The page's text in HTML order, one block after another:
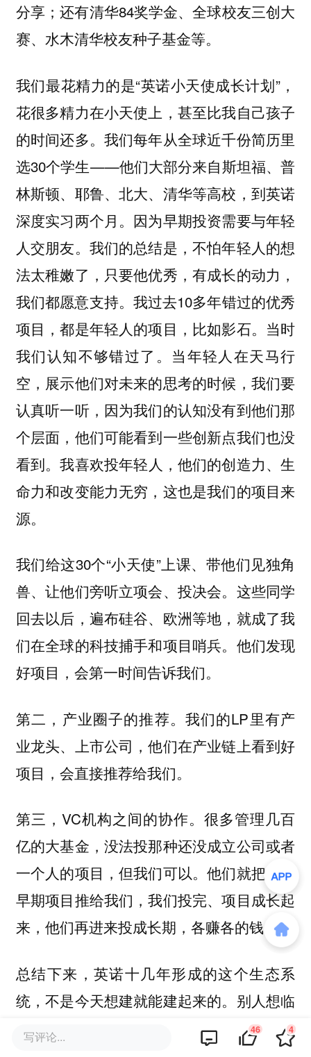
分享；还有清华84奖学金、全球校友三创大
赛、水木清华校友种子基金等。
我们最花精力的是“英诺小天使成长计划”，
花很多精力在小天使上，甚至比我自己孩子
的时间还多。我们每年从全球近千份简历里
选30个学生——他们大部分来自斯坦福、普
林斯顿、耶鲁、北大、清华等高校，到英诺
深度实习两个月。因为早期投资需要与年轻
人交朋友。我们的总结是，不怕年轻人的想
法太稚嫩了，只要他优秀，有成长的动力，
我们都愿意支持。我过去10多年错过的优秀
项目，都是年轻人的项目，比如影石。当时
我们认知不够错过了。当年轻人在天马行
空，展示他们对未来的思考的时候，我们要
认真听一听，因为我们的认知没有到他们那
个层面，他们可能看到一些创新点我们也没
看到。我喜欢投年轻人，他们的创造力、生
命力和改变能力无穷，这也是我们的项目来
源。
我们给这30个“小天使”上课、带他们见独角
兽、让他们旁听立项会、投决会。这些同学
回去以后，遍布硅谷、欧洲等地，就成了我
们在全球的科技捕手和项目哨兵。他们发现
好项目，会第一时间告诉我们。
第二，产业圈子的推荐。我们的LP里有产
业龙头、上市公司，他们在产业链上看到好
项目，会直接推荐给我们。
第三，VC机构之间的协作。很多管理几百
亿的大基金，没法投那种还没成立公司或者
一个人的项目，但我们可以。他们就把这类
早期项目推给我们，我们投完、项目成长起
来，他们再进来投成长期，各赚各的钱。
总结下来，英诺十几年形成的这个生态系
统，不是今天想建就能建起来的。别人想临
时抱佛脚，点对点地去找清华某个教授，比
写评论... 46 4